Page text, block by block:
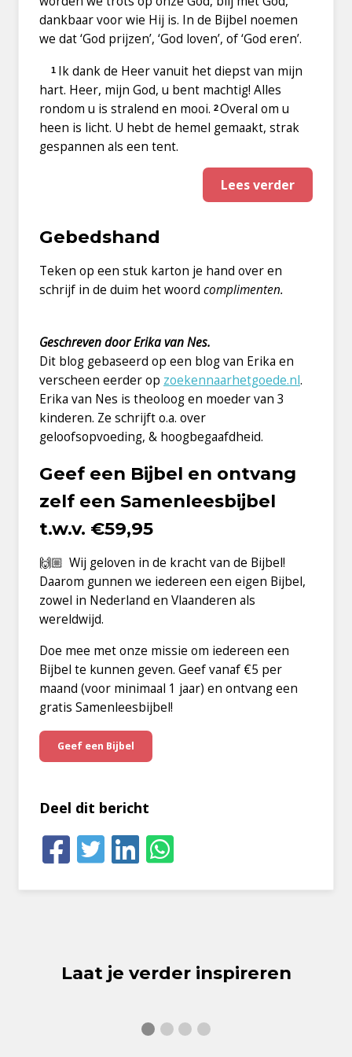
dankbaar voor wie Hij is. In de Bijbel noemen
we dat ‘God prijzen’, ‘God loven’, of ‘God eren’.
1 Ik dank de Heer vanuit het diepst van mijn
hart. Heer, mijn God, u bent machtig! Alles
rondom u is stralend en mooi. 2 Overal om u
heen is licht. U hebt de hemel gemaakt, strak
gespannen als een tent.
Lees verder
Gebedshand
Teken op een stuk karton je hand over en
schrijf in de duim het woord complimenten.
Geschreven door Erika van Nes.
Dit blog gebaseerd op een blog van Erika en
verscheen eerder op zoekennaarhetgoede.nl.
Erika van Nes is theoloog en moeder van 3
kinderen. Ze schrijft o.a. over
geloofsopvoeding, & hoogbegaafdheid.
Geef een Bijbel en ontvang
zelf een Samenleesbijbel
t.w.v. €59,95
🙌🏼 Wij geloven in de kracht van de Bijbel!
Daarom gunnen we iedereen een eigen Bijbel,
zowel in Nederland en Vlaanderen als
wereldwijd.
Doe mee met onze missie om iedereen een
Bijbel te kunnen geven. Geef vanaf €5 per
maand (voor minimaal 1 jaar) en ontvang een
gratis Samenleesbijbel!
Geef een Bijbel
Deel dit bericht
Laat je verder inspireren